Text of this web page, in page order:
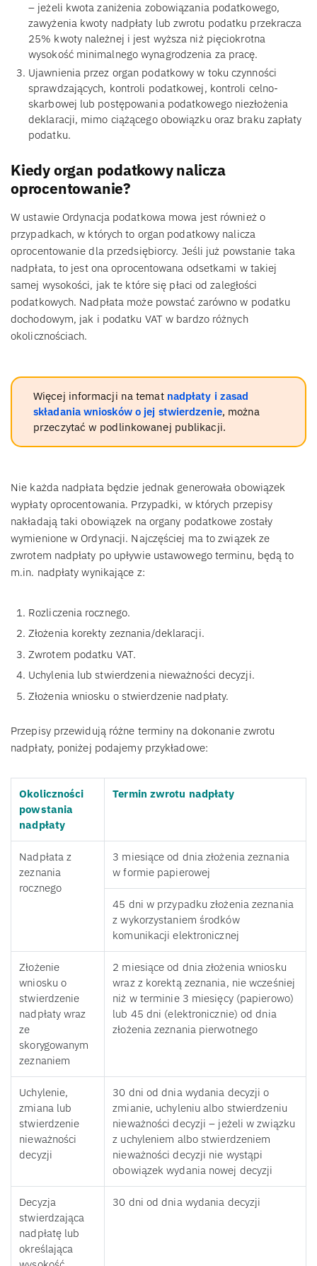
– jeżeli kwota zaniżenia zobowiązania podatkowego,
zawyżenia kwoty nadpłaty lub zwrotu podatku przekracza
25% kwoty należnej i jest wyższa niż pięciokrotna
wysokość minimalnego wynagrodzenia za pracę.
Ujawnienia przez organ podatkowy w toku czynności
sprawdzających, kontroli podatkowej, kontroli celno-
skarbowej lub postępowania podatkowego niezłożenia
deklaracji, mimo ciążącego obowiązku oraz braku zapłaty
podatku.
Kiedy organ podatkowy nalicza
oprocentowanie?
W ustawie Ordynacja podatkowa mowa jest również o
przypadkach, w których to organ podatkowy nalicza
oprocentowanie dla przedsiębiorcy. Jeśli już powstanie taka
nadpłata, to jest ona oprocentowana odsetkami w takiej
samej wysokości, jak te które się płaci od zaległości
podatkowych. Nadpłata może powstać zarówno w podatku
dochodowym, jak i podatku VAT w bardzo różnych
okolicznościach.
Więcej informacji na tematnadpłaty i zasad
składania wniosków o jej stwierdzenie, można
przeczytać w podlinkowanej publikacji.
Nie każda nadpłata będzie jednak generowała obowiązek
wypłaty oprocentowania. Przypadki, w których przepisy
nakładają taki obowiązek na organy podatkowe zostały
wymienione w Ordynacji. Najczęściej ma to związek ze
zwrotem nadpłaty po upływie ustawowego terminu, będą to
m.in. nadpłaty wynikające z:
Rozliczenia rocznego.
Złożenia korekty zeznania/deklaracji.
Zwrotem podatku VAT.
Uchylenia lub stwierdzenia nieważności decyzji.
Złożenia wniosku o stwierdzenie nadpłaty.
Przepisy przewidują różne terminy na dokonanie zwrotu
nadpłaty, poniżej podajemy przykładowe:
Okoliczności
powstania
nadpłaty
Termin zwrotu nadpłaty
Nadpłata z
zeznania
rocznego
3 miesiące od dnia złożenia zeznania
w formie papierowej
45 dni w przypadku złożenia zeznania
z wykorzystaniem środków
komunikacji elektronicznej
Złożenie
wniosku o
stwierdzenie
nadpłaty wraz
ze
skorygowanym
zeznaniem
2 miesiące od dnia złożenia wniosku
wraz z korektą zeznania, nie wcześniej
niż w terminie 3 miesięcy (papierowo)
lub 45 dni (elektronicznie) od dnia
złożenia zeznania pierwotnego
Uchylenie,
zmiana lub
stwierdzenie
nieważności
decyzji
30 dni od dnia wydania decyzji o
zmianie, uchyleniu albo stwierdzeniu
nieważności decyzji – jeżeli w związku
z uchyleniem albo stwierdzeniem
nieważności decyzji nie wystąpi
obowiązek wydania nowej decyzji
Decyzja
stwierdzająca
nadpłatę lub
określająca
30 dni od dnia wydania decyzji